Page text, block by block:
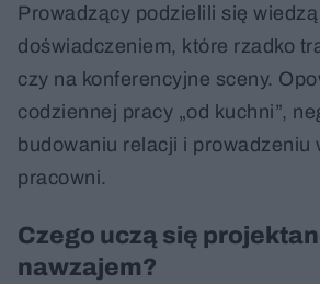
Prowadzący podzielili się wiedzą
doświadczeniem, które rzadko
czy na konferencyjne sceny.
codziennej pracy „od kuchni”,
budowaniu relacji i prowadzeniu
pracowni.
Czego uczą się
nawzajem?